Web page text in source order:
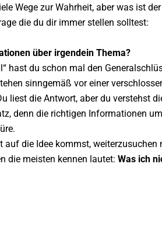
Wege zur Wahrheit, aber was ist
die du dir immer stellen solltest:
über irgendein Thema?
hast du schon mal den
sinngemäß vor einer
liest die Antwort, aber du verstehst
denn die richtigen Informationen
auf die Idee kommst,
die meisten kennen lautet: Was ich